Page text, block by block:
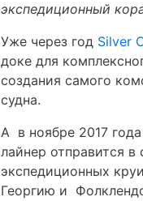
экспедиционный
Уже через год Silver
доке для
создания самого
судна.
А в ноябре 2017
лайнер отправится в
экспедиционных
Георгию и